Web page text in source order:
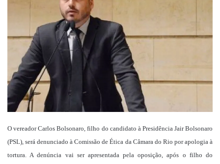
mail
O vereador Carlos Bolsonaro, filho do candidato à Presidência Jair Bolsonaro
(PSL), será denunciado à Comissão de Ética da Câmara do Rio por apologia à
tortura. A denúncia vai ser apresentada pela oposição, após o filho do